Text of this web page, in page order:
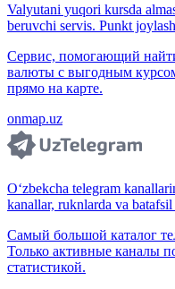
Valyutani yuqori kursda
beruvchi servis. Punkt
Сервис, помогающий
валюты с выгодным
прямо на карте.
onmap.uz
O‘zbekcha telegram
kanallar, ruknlarda va
Самый большой каталог
Только активные каналы
статистикой.